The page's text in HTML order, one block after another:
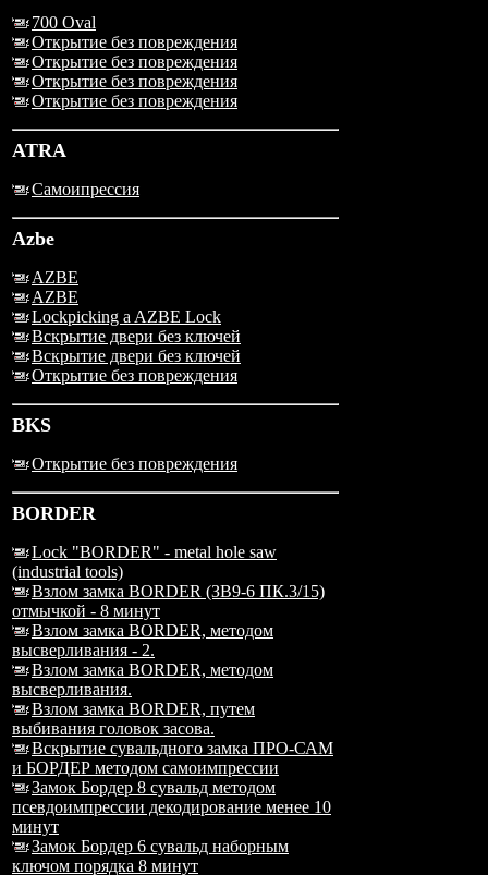
700 Oval
Открытие без повреждения
Открытие без повреждения
Открытие без повреждения
Открытие без повреждения
ATRA
Самоипрессия
Azbe
AZBE
AZBE
Lockpicking a AZBE Lock
Вскрытие двери без ключей
Вскрытие двери без ключей
Открытие без повреждения
BKS
Открытие без повреждения
BORDER
Lock "BORDER" - metal hole saw
(industrial tools)
Взлом замка BORDER (ЗВ9-6 ПК.3/15)
отмычкой - 8 минут
Взлом замка BORDER, методом
высверливания - 2.
Взлом замка BORDER, методом
высверливания.
Взлом замка BORDER, путем
выбивания головок засова.
Вскрытие сувальдного замка ПРО-САМ
и БОРДЕР методом самоимпрессии
Замок Бордер 8 сувальд методом
псевдоимпрессии декодирование менее 10
минут
Замок Бордер 6 сувальд наборным
ключом порядка 8 минут